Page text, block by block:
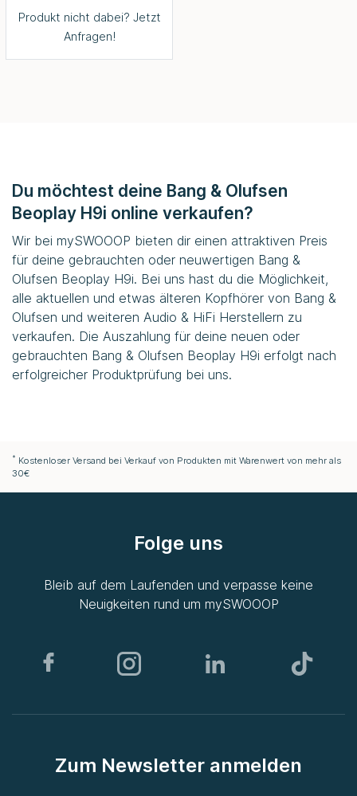
Produkt nicht dabei? Jetzt
Anfragen!
Du möchtest deine Bang & Olufsen
Beoplay H9i online verkaufen?
Wir bei mySWOOOP bieten dir einen attraktiven Preis
für deine gebrauchten oder neuwertigen Bang &
Olufsen Beoplay H9i. Bei uns hast du die Möglichkeit,
alle aktuellen und etwas älteren Kopfhörer von Bang &
Olufsen und weiteren Audio & HiFi Herstellern zu
verkaufen. Die Auszahlung für deine neuen oder
gebrauchten Bang & Olufsen Beoplay H9i erfolgt nach
erfolgreicher Produktprüfung bei uns.
* Kostenloser Versand bei Verkauf von Produkten mit Warenwert von mehr als
30€
Folge uns
Bleib auf dem Laufenden und verpasse keine
Neuigkeiten rund um mySWOOOP
Zum Newsletter anmelden